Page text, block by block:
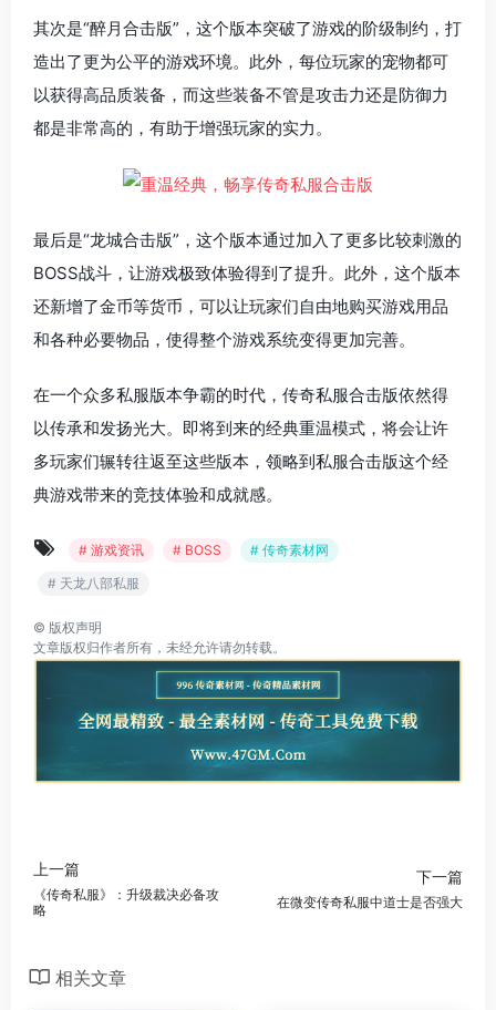
其次是“醉月合击版”，这个版本突破了游戏的阶级制约，打
造出了更为公平的游戏环境。此外，每位玩家的宠物都可
以获得高品质装备，而这些装备不管是攻击力还是防御力
都是非常高的，有助于增强玩家的实力。
最后是“龙城合击版”，这个版本通过加入了更多比较刺激的
BOSS战斗，让游戏极致体验得到了提升。此外，这个版本
还新增了金币等货币，可以让玩家们自由地购买游戏用品
和各种必要物品，使得整个游戏系统变得更加完善。
在一个众多私服版本争霸的时代，传奇私服合击版依然得
以传承和发扬光大。即将到来的经典重温模式，将会让许
多玩家们辗转往返至这些版本，领略到私服合击版这个经
典游戏带来的竞技体验和成就感。
# 游戏资讯 # BOSS
# 传奇素材网
# 天龙八部私服
© 版权声明
文章版权归作者所有，未经允许请勿转载。
上一篇
《传奇私服》：升级裁决必备攻
略
下一篇
在微变传奇私服中道士是否强大
相关文章